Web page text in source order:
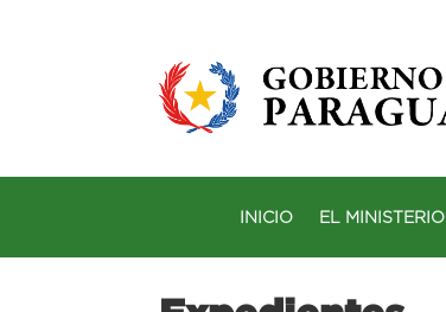
INICIO EL MINISTERIO